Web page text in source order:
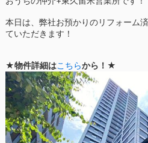
本日は、弊社お預かりのリフォーム
ていただきます！
★物件詳細はこちらから！★